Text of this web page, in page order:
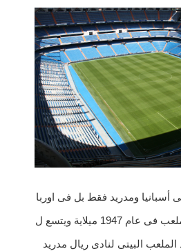
ومدريد فقط بل فى اوربا
كلها وقد تم بناء هذا الملعب فى عام 1947 ميلاية ويتسع ل
الملعب البيتى لنادى ريال مدريد